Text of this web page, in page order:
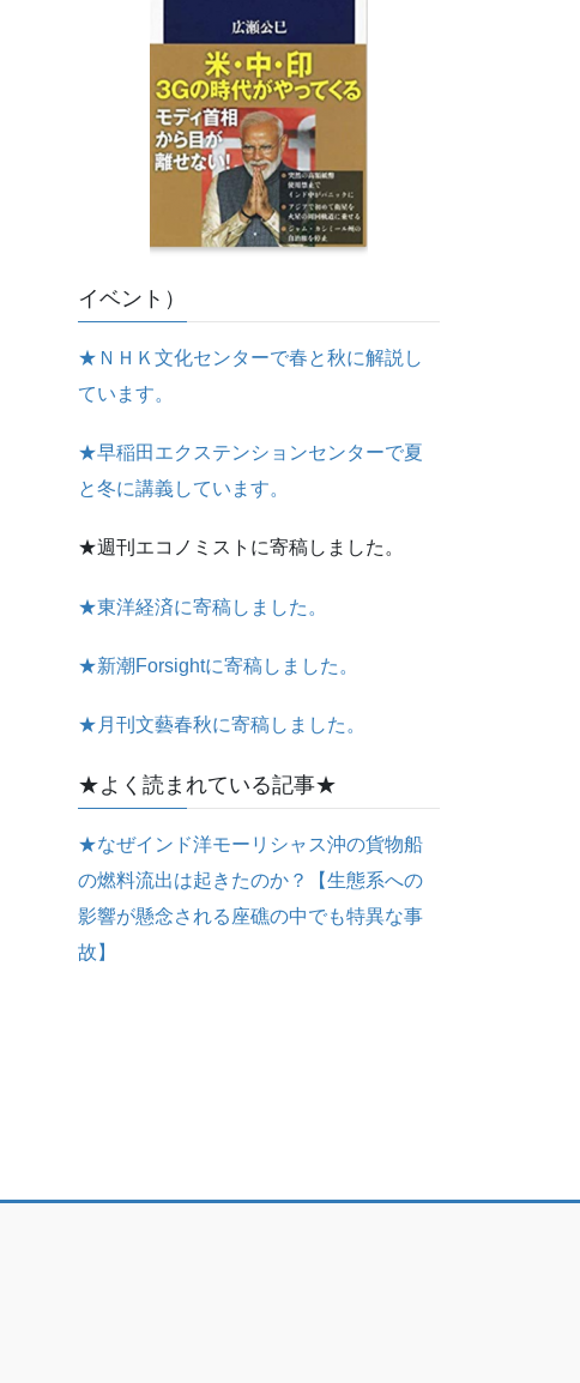
イベント）
★ＮＨＫ文化センターで春と秋に解説し
ています。
★早稲田エクステンションセンターで夏
と冬に講義しています。
★週刊エコノミストに寄稿しました。
★東洋経済に寄稿しました。
★新潮Forsightに寄稿しました。
★月刊文藝春秋に寄稿しました。
★よく読まれている記事★
★なぜインド洋モーリシャス沖の貨物船
の燃料流出は起きたのか？【生態系への
影響が懸念される座礁の中でも特異な事
故】